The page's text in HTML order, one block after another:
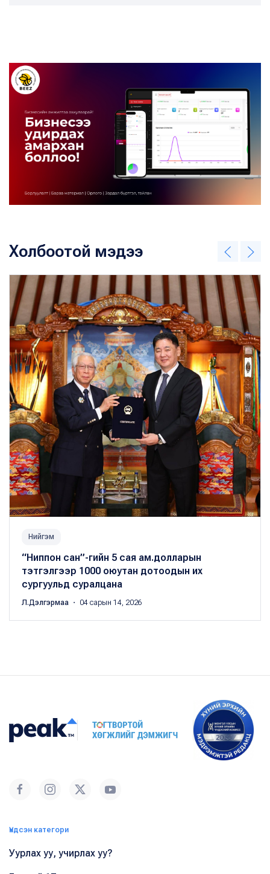
Холбоотой мэдээ
Нийгэм
“Ниппон сан”-гийн 5 сая ам.долларын
тэтгэлгээр 1000 оюутан дотоодын их
сургуульд суралцана
Л.Дэлгэрмаа ・ 04 сарын 14, 2026
Үндсэн категори
Уурлах уу, учирлах уу?